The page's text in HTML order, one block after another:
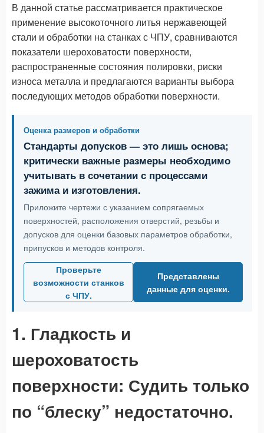
В данной статье рассматривается практическое
применение высокоточного литья нержавеющей
стали и обработки на станках с ЧПУ, сравниваются
показатели шероховатости поверхности,
распространенные состояния полировки, риски
износа металла и предлагаются варианты выбора
последующих методов обработки поверхности.
Оценка размеров и обработки
Стандарты допусков — это лишь основа;
критически важные размеры необходимо
учитывать в сочетании с процессами
зажима и изготовления.
Приложите чертежи с указанием сопрягаемых
поверхностей, расположения отверстий, резьбы и
допусков для оценки базовых параметров обработки,
припусков и методов контроля.
Проверьте
возможности станков
с ЧПУ.
Представлены
данные для оценки.
1. Гладкость и
шероховатость
поверхности: Судить только
по “блеску” недостаточно.